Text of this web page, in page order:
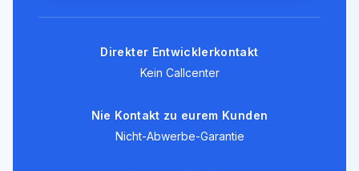
Direkter Entwicklerkontakt
Kein Callcenter
Nie Kontakt zu eurem Kunden
Nicht-Abwerbe-Garantie